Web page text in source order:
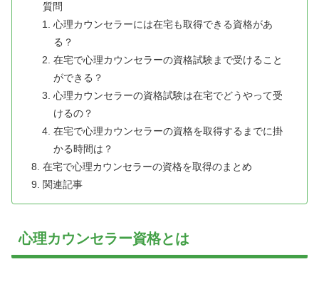
質問
心理カウンセラーには在宅も取得できる資格があ
る？
在宅で心理カウンセラーの資格試験まで受けること
ができる？
心理カウンセラーの資格試験は在宅でどうやって受
けるの？
在宅で心理カウンセラーの資格を取得するまでに掛
かる時間は？
在宅で心理カウンセラーの資格を取得のまとめ
関連記事
心理カウンセラー資格とは